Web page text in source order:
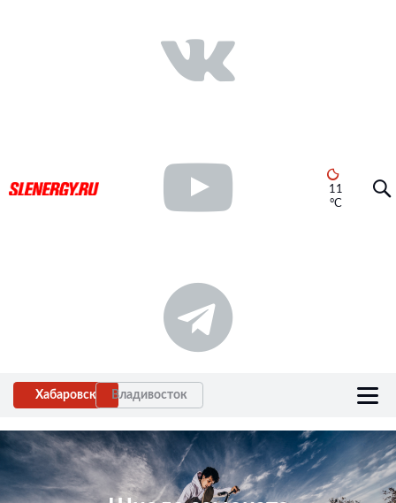
11
°C
Хабаровск Владивосток